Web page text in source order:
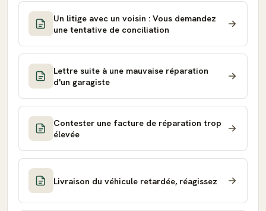
Un litige avec un voisin : Vous demandez
une tentative de conciliation
Lettre suite à une mauvaise réparation
d'un garagiste
Contester une facture de réparation trop
élevée
Livraison du véhicule retardée, réagissez